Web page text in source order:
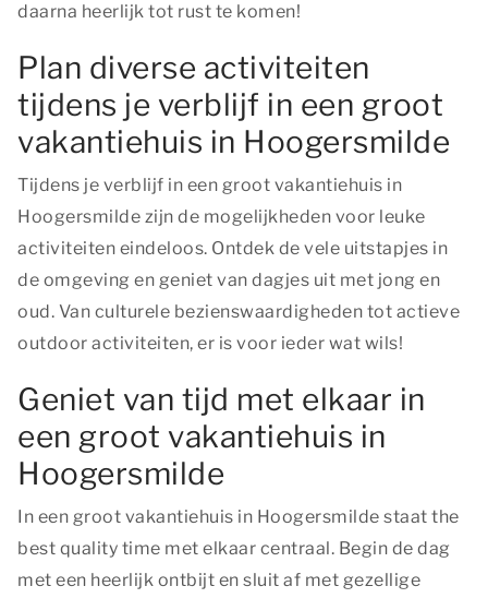
daarna heerlijk tot rust te komen!
Plan diverse activiteiten
tijdens je verblijf in een groot
vakantiehuis in Hoogersmilde
Tijdens je verblijf in een groot vakantiehuis in
Hoogersmilde zijn de mogelijkheden voor leuke
activiteiten eindeloos. Ontdek de vele uitstapjes in
de omgeving en geniet van dagjes uit met jong en
oud. Van culturele bezienswaardigheden tot actieve
outdoor activiteiten, er is voor ieder wat wils!
Geniet van tijd met elkaar in
een groot vakantiehuis in
Hoogersmilde
In een groot vakantiehuis in Hoogersmilde staat the
best quality time met elkaar centraal. Begin de dag
met een heerlijk ontbijt en sluit af met gezellige